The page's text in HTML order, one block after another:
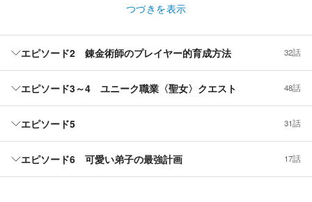
つづきを表示
エピソード2 錬金術師のプレイヤー的育成方法 32話
エピソード3～4 ユニーク職業〈聖女〉クエスト 48話
エピソード5 31話
エピソード6 可愛い弟子の最強計画 17話